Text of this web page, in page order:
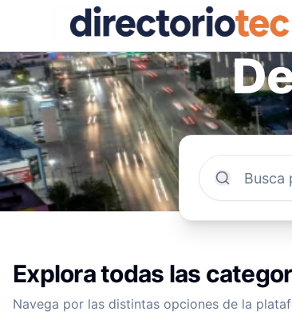
Explora todas las
Navega por las distintas opciones de la